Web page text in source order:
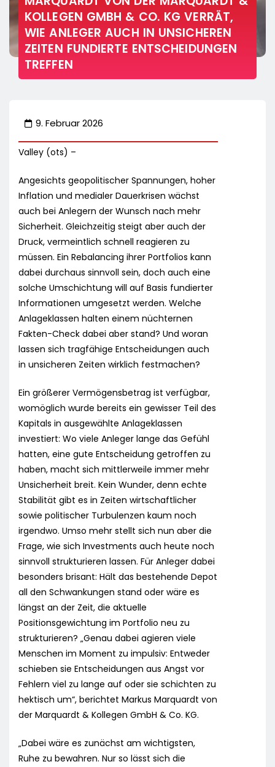
KOLLEGEN GMBH & CO. KG VERRÄT,
WIE ANLEGER AUCH IN UNSICHEREN
ZEITEN FUNDIERTE ENTSCHEIDUNGEN
TREFFEN
9. Februar 2026
Valley (ots) –
Angesichts geopolitischer Spannungen, hoher
Inflation und medialer Dauerkrisen wächst
auch bei Anlegern der Wunsch nach mehr
Sicherheit. Gleichzeitig steigt aber auch der
Druck, vermeintlich schnell reagieren zu
müssen. Ein Rebalancing ihrer Portfolios kann
dabei durchaus sinnvoll sein, doch auch eine
solche Umschichtung will auf Basis fundierter
Informationen umgesetzt werden. Welche
Anlageklassen halten einem nüchternen
Fakten-Check dabei aber stand? Und woran
lassen sich tragfähige Entscheidungen auch
in unsicheren Zeiten wirklich festmachen?
Ein größerer Vermögensbetrag ist verfügbar,
womöglich wurde bereits ein gewisser Teil des
Kapitals in ausgewählte Anlageklassen
investiert: Wo viele Anleger lange das Gefühl
hatten, eine gute Entscheidung getroffen zu
haben, macht sich mittlerweile immer mehr
Unsicherheit breit. Kein Wunder, denn echte
Stabilität gibt es in Zeiten wirtschaftlicher
sowie politischer Turbulenzen kaum noch
irgendwo. Umso mehr stellt sich nun aber die
Frage, wie sich Investments auch heute noch
sinnvoll strukturieren lassen. Für Anleger dabei
besonders brisant: Hält das bestehende Depot
all den Schwankungen stand oder wäre es
längst an der Zeit, die aktuelle
Positionsgewichtung im Portfolio neu zu
strukturieren? „Genau dabei agieren viele
Menschen im Moment zu impulsiv: Entweder
schieben sie Entscheidungen aus Angst vor
Fehlern viel zu lange auf oder sie schichten zu
hektisch um“, berichtet Markus Marquardt von
der Marquardt & Kollegen GmbH & Co. KG.
„Dabei wäre es zunächst am wichtigsten,
Ruhe zu bewahren. Nur so lässt sich die